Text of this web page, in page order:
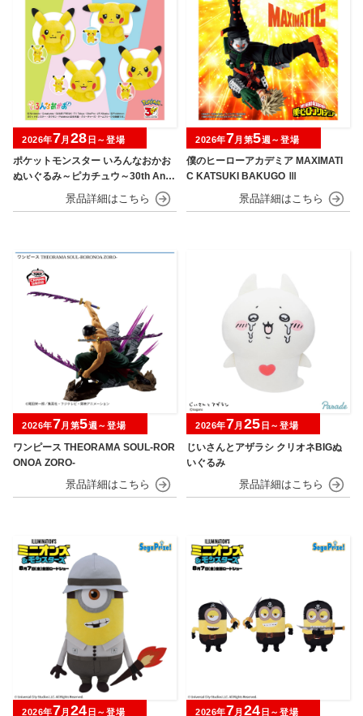
ポケットモンスター いろんなおかお
ぬいぐるみ～ピカチュウ～30th Anni
2026年7月 28 日～登場
僕のヒーローアカデミア MAXIMATI
C KATSUKI BAKUGO Ⅲ
2026年7月第5週～登場
ワンピース THEORAMA SOUL-ROR
ONOA ZORO-
2026年7月第5週～登場
じいさんとアザラシ クリオネBIGぬ
いぐるみ
2026年7月 25 日～登場
2026年7月 24 日～登場 2026年7月 24 日～登場